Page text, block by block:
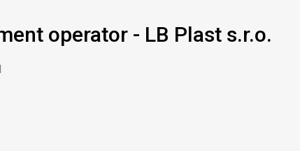
operator - LB Plast s.r.o.